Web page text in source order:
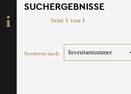
SUCHERGEBNISSE
Seite 1 von 1
Sortieren nach